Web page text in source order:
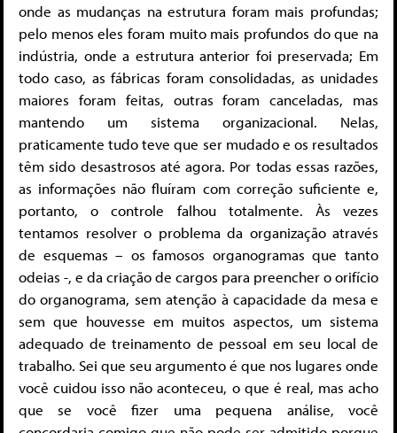
onde as mudanças na estrutura foram mais profundas;
pelo menos eles foram muito mais profundos do que na
indústria, onde a estrutura anterior foi preservada; Em
todo caso, as fábricas foram consolidadas, as unidades
maiores foram feitas, outras foram canceladas, mas
mantendo um sistema organizacional. Nelas,
praticamente tudo teve que ser mudado e os resultados
têm sido desastrosos até agora. Por todas essas razões,
as informações não fluíram com correção suficiente e,
portanto, o controle falhou totalmente. Às vezes
tentamos resolver o problema da organização através
de esquemas – os famosos organogramas que tanto
odeias -, e da criação de cargos para preencher o orifício
do organograma, sem atenção à capacidade da mesa e
sem que houvesse em muitos aspectos, um sistema
adequado de treinamento de pessoal em seu local de
trabalho. Sei que seu argumento é que nos lugares onde
você cuidou isso não aconteceu, o que é real, mas acho
que se você fizer uma pequena análise, você